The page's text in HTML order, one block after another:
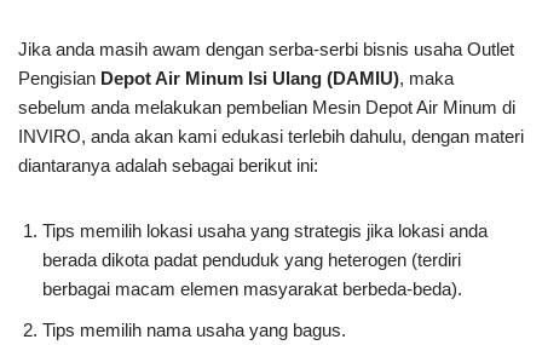
Jika anda masih awam dengan serba-serbi bisnis usaha Outlet
Pengisian Depot Air Minum Isi Ulang (DAMIU), maka
sebelum anda melakukan pembelian Mesin Depot Air Minum di
INVIRO, anda akan kami edukasi terlebih dahulu, dengan materi
diantaranya adalah sebagai berikut ini:
Tips memilih lokasi usaha yang strategis jika lokasi anda
berada dikota padat penduduk yang heterogen (terdiri
berbagai macam elemen masyarakat berbeda-beda).
Tips memilih nama usaha yang bagus.